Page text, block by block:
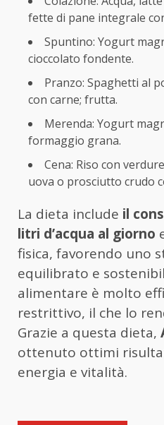
fette di pane integrale
Spuntino: Yogurt
cioccolato fondente.
Pranzo: Spaghetti al
con carne; frutta.
Merenda: Yogurt
formaggio grana.
Cena: Riso con
uova o prosciutto crudo
La dieta include il
litri d’acqua al giorno
fisica, favorendo uno
equilibrato e
alimentare è molto
restrittivo, il che lo
Grazie a questa dieta,
ottenuto ottimi
energia e vitalità.